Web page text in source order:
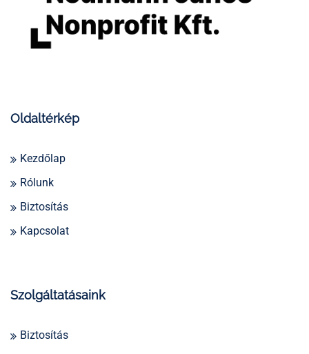
Oldaltérkép
Kezdőlap
Rólunk
Biztosítás
Kapcsolat
Szolgáltatásaink
Biztosítás